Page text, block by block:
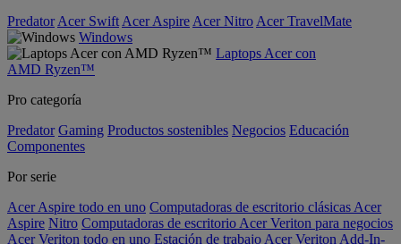
Predator Acer Swift Acer Aspire Acer Nitro Acer TravelMate
Windows
Laptops Acer con
AMD Ryzen™
Pro categoría
Predator Gaming Productos sostenibles Negocios Educación
Componentes
Por serie
Acer Aspire todo en uno Computadoras de escritorio clásicas Acer
Aspire Nitro Computadoras de escritorio Acer Veriton para negocios
Acer Veriton todo en uno Estación de trabajo Acer Veriton Add-In-